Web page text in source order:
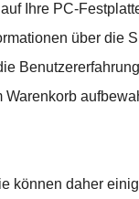
Ihre PC-
über
können daher